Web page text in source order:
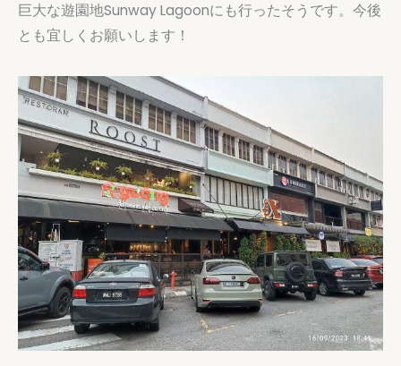
巨大な遊園地Sunway Lagoonにも行ったそうです。今後
とも宜しくお願いします！